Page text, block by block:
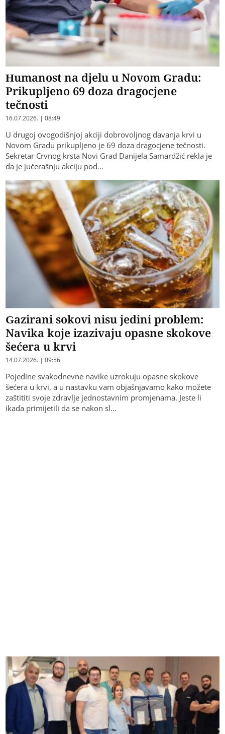
Humanost na djelu u Novom Gradu:
Prikupljeno 69 doza dragocjene
tečnosti
16.07.2026. | 08:49
U drugoj ovogodišnjoj akciji dobrovoljnog davanja krvi u
Novom Gradu prikupljeno je 69 doza dragocjene tečnosti.
Sekretar Crvnog krsta Novi Grad Danijela Samardžić rekla je
da je jučerašnju akciju pod…
Gazirani sokovi nisu jedini problem:
Navika koje izazivaju opasne skokove
šećera u krvi
14.07.2026. | 09:56
Pojedine svakodnevne navike uzrokuju opasne skokove
šećera u krvi, a u nastavku vam objašnjavamo kako možete
zaštititi svoje zdravlje jednostavnim promjenama. Jeste li
ikada primijetili da se nakon sl…